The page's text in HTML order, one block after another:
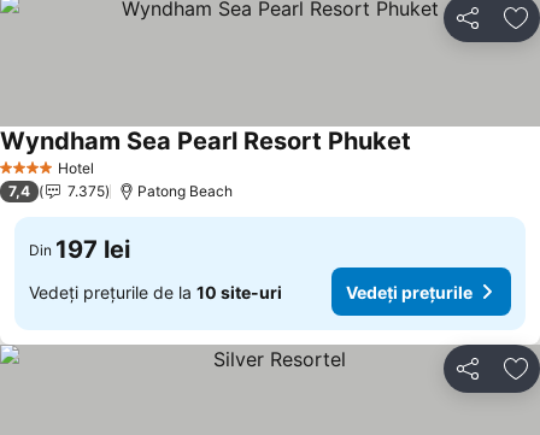
Distribuiți
4 Stele Hotel
Wyndham Sea Pearl Resort Phuket
7,4 7.375 Patong Beach
Din 197 lei
Vedeți prețurile de la 10 site-uri Vedeți prețurile
Distribuiți